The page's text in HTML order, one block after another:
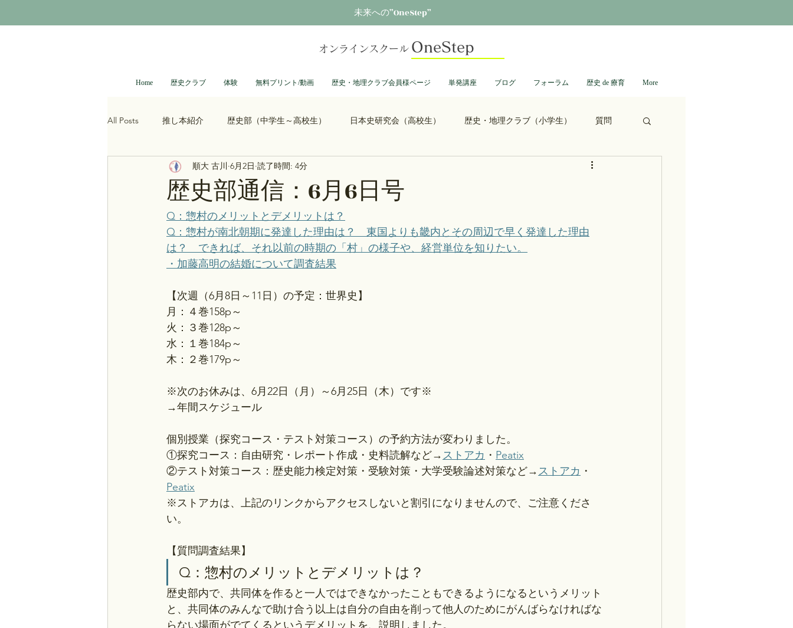
未来への”OneStep”
オンラインスクール OneStep
Home 歴史クラブ 体験 無料プリント/動画 歴史・地理クラブ会員様ページ 単発講座 ブログ フォーラム 歴史 de 療育 More
All Posts 推し本紹介 歴史部（中学生～高校生） 日本史研究会（高校生） 歴史・地理クラブ（小学生） 質問
大河ドラマ べらぼう 光る君へ
青木裕司と中島浩二の世界史ch 総理大臣列伝
レトロゲーム 科学・技術史 大学受験 豊臣兄弟
歴史部通信：6月6日号
順大 古川 6月2日 読了時間: 4分
Q：惣村のメリットとデメリットは？
Q：惣村が南北朝期に発達した理由は？　東国よりも畿内とその周辺で早く発達した理由
は？　できれば、それ以前の時期の「村」の様子や、経営単位を知りたい。
・加藤高明の結婚について調査結果
【次週（6月8日～11日）の予定：世界史】
月：４巻158p～
火：３巻128p～
水：１巻184p～
木：２巻179p～
※次のお休みは、6月22日（月）～6月25日（木）です※
→年間スケジュール
個別授業（探究コース・テスト対策コース）の予約方法が変わりました。
①探究コース：自由研究・レポート作成・史料読解など→ストアカ ・ Peatix
②テスト対策コース：歴史能力検定対策・受験対策・大学受験論述対策など→ストアカ ・
Peatix
※ストアカは、上記のリンクからアクセスしないと割引になりませんので、ご注意くださ
い。
【質問調査結果】
Q：惣村のメリットとデメリットは？
歴史部内で、共同体を作ると一人ではできなかったこともできるようになるというメリット
と、共同体のみんなで助け合う以上は自分の自由を削って他人のためにがんばらなければな
らない場面がでてくるというデメリットを、説明しました。